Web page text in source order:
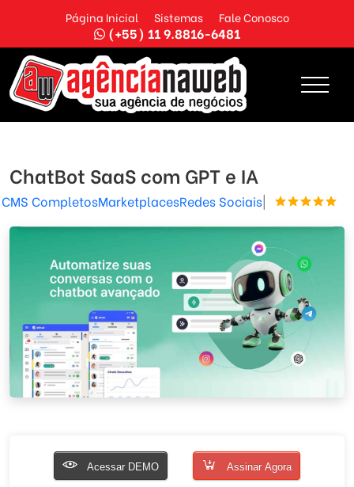
Página Inicial Sistemas Fale Conosco
(+55) 11 9.8816-6481
ChatBot SaaS com GPT e IA
CMS CompletosMarketplacesRedes Sociais|
Acessar DEMO Assinar Agora